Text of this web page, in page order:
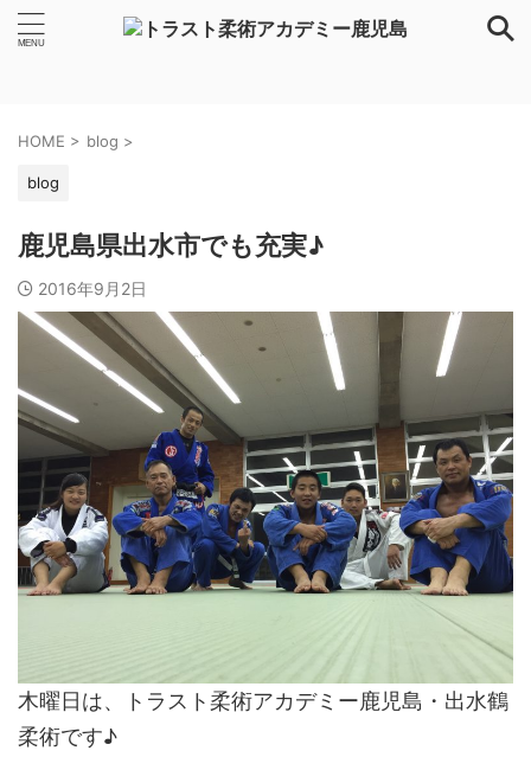
HOME > blog >
blog
鹿児島県出水市でも充実♪
2016年9月2日
木曜日は、トラスト柔術アカデミー鹿児島・出水鶴
柔術です♪